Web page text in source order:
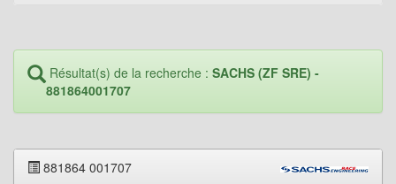
Résultat(s) de la recherche : SACHS (ZF SRE) -
881864001707
881864 001707